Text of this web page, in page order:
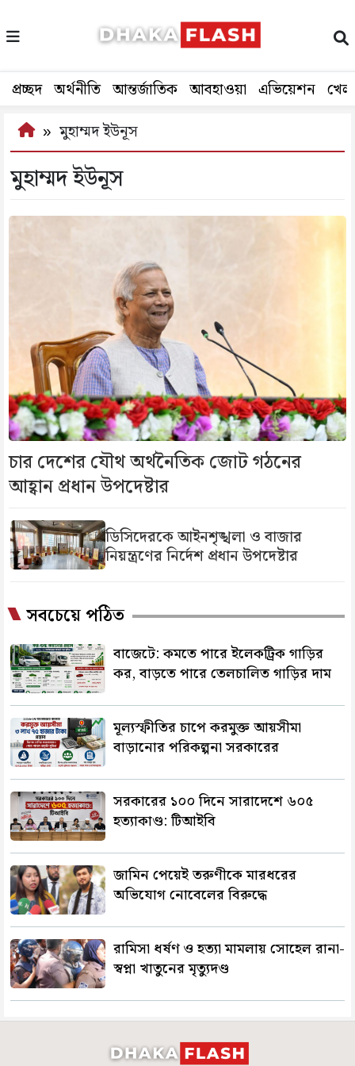
প্রচ্ছদ অর্থনীতি আন্তর্জাতিক আবহাওয়া এভিয়েশন খেলা
মুহাম্মদ ইউনূস
মুহাম্মদ ইউনূস
চার দেশের যৌথ অর্থনৈতিক জোট গঠনের
আহ্বান প্রধান উপদেষ্টার
ডিসিদেরকে আইনশৃঙ্খলা ও বাজার
নিয়ন্ত্রণের নির্দেশ প্রধান উপদেষ্টার
সবচেয়ে পঠিত
বাজেটে: কমতে পারে ইলেকট্রিক গাড়ির
কর, বাড়তে পারে তেলচালিত গাড়ির দাম
মূল্যস্ফীতির চাপে করমুক্ত আয়সীমা
বাড়ানোর পরিকল্পনা সরকারের
সরকারের ১০০ দিনে সারাদেশে ৬০৫
হত্যাকাণ্ড: টিআইবি
জামিন পেয়েই তরুণীকে মারধরের
অভিযোগ নোবেলের বিরুদ্ধে
রামিসা ধর্ষণ ও হত্যা মামলায় সোহেল রানা-
স্বপ্না খাতুনের মৃত্যুদণ্ড